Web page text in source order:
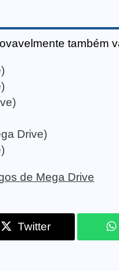
também
Drive)
de Mega Drive
Twitter